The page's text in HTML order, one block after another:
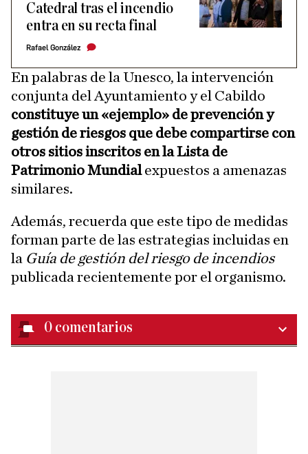
Catedral tras el incendio
entra en su recta final
Rafael González
En palabras de la Unesco, la intervención
conjunta del Ayuntamiento y el Cabildo
constituye un «ejemplo» de prevención y
gestión de riesgos que debe compartirse con
otros sitios inscritos en la Lista de
Patrimonio Mundialexpuestos a amenazas
similares.
Además, recuerda que este tipo de medidas
forman parte de las estrategias incluidas en
la Guía de gestión del riesgo de incendios
publicada recientemente por el organismo.
0 comentarios